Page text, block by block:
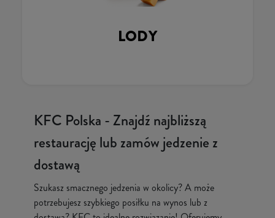
LODY
KFC Polska - Znajdź najbliższą
restaurację lub zamów jedzenie z
dostawą
Szukasz smacznego jedzenia w okolicy? A może
potrzebujesz szybkiego posiłku na wynos lub z